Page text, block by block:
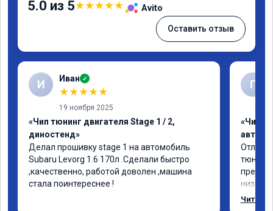
5.0 из 5★★★★★ Avito
Оставить отзыв
И Иван ✓
★★★★★
19 ноября 2025
«Чип тюнинг двигателя Stage 1 / 2,
диностенд»
Делал прошивку stage 1 на автомобиль
Subaru Levorg 1.6 170л .Сделали быстро
,качественно, работой доволен ,машина
стала поинтереснее !
Г
«Чип
низов,
Расход
Читать